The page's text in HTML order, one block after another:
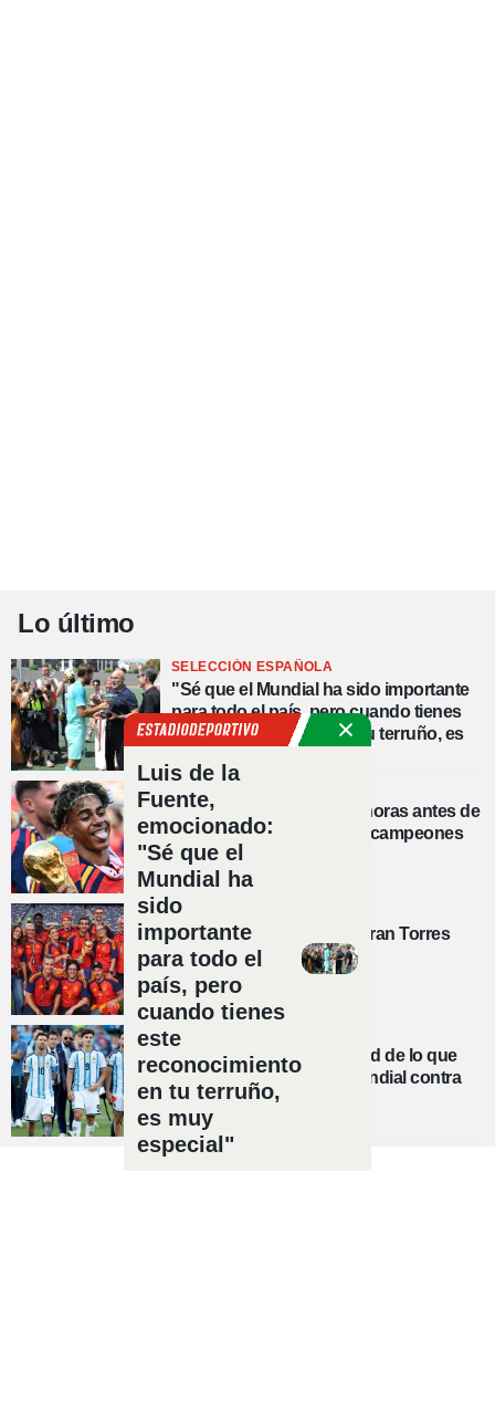
Lo último
SELECCIÓN ESPAÑOLA
"Sé que el Mundial ha sido importante
para todo el país, pero cuando tienes
este reconocimiento en tu terruño, es
Lamine Yamal lo predijo horas antes de
la final: “Volvemos como campeones
del mundo”
ZONA FLASH
El pacto con el gol de Ferran Torres
MUNDIAL 2026
Tagliafico cuenta la verdad de lo que
sucedió en la final del Mundial contra
España
Luis de la
Fuente,
emocionado:
"Sé que el
Mundial ha
sido
importante
para todo el
país, pero
cuando tienes
este
reconocimiento
en tu terruño,
es muy
especial"